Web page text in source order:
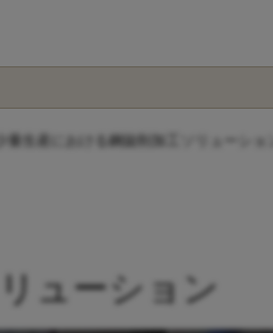
量生産における鋼旋削加工ソリューション
ューション